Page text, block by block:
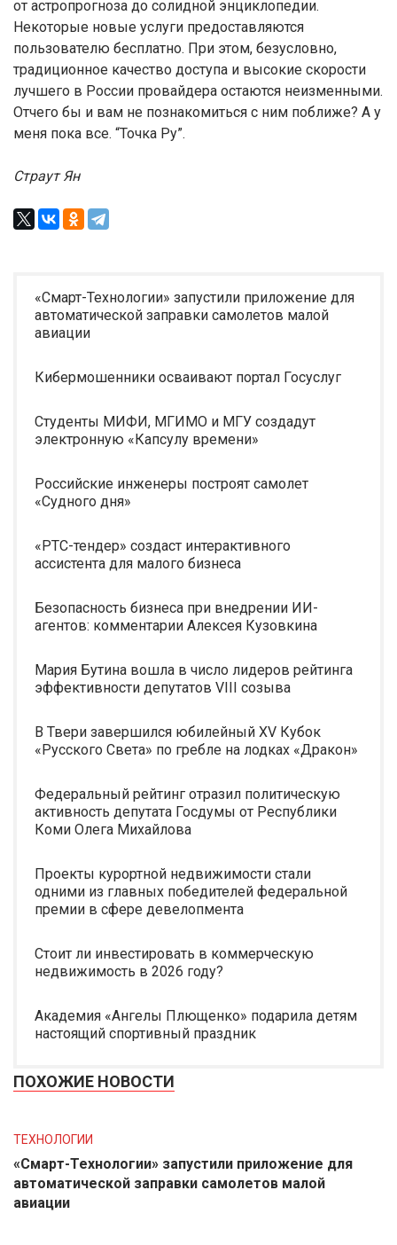
от астропрогноза до солидной энциклопедии.
Некоторые новые услуги предоставляются
пользователю бесплатно. При этом, безусловно,
традиционное качество доступа и высокие скорости
лучшего в России провайдера остаются неизменными.
Отчего бы и вам не познакомиться с ним поближе? А у
меня пока все. “Точка Ру”.
Страут Ян
«Смарт-Технологии» запустили приложение для
автоматической заправки самолетов малой
авиации
Кибермошенники осваивают портал Госуслуг
Студенты МИФИ, МГИМО и МГУ создадут
электронную «Капсулу времени»
Российские инженеры построят самолет
«Судного дня»
«РТС-тендер» создаст интерактивного
ассистента для малого бизнеса
Безопасность бизнеса при внедрении ИИ-
агентов: комментарии Алексея Кузовкина
Мария Бутина вошла в число лидеров рейтинга
эффективности депутатов VIII созыва
В Твери завершился юбилейный XV Кубок
«Русского Света» по гребле на лодках «Дракон»
Федеральный рейтинг отразил политическую
активность депутата Госдумы от Республики
Коми Олега Михайлова
Проекты курортной недвижимости стали
одними из главных победителей федеральной
премии в сфере девелопмента
Стоит ли инвестировать в коммерческую
недвижимость в 2026 году?
Академия «Ангелы Плющенко» подарила детям
настоящий спортивный праздник
ПОХОЖИЕ НОВОСТИ
ТЕХНОЛОГИИ
«Смарт-Технологии» запустили приложение для
автоматической заправки самолетов малой
авиации